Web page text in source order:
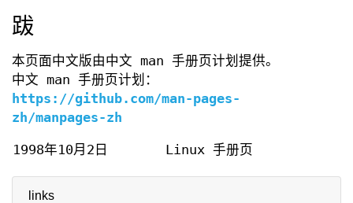
links
跋
本页面中文版由中文 man 手册页计划提供。
中文 man 手册页计划：
https://github.com/man-pages-
zh/manpages-zh
1998年10月2日 Linux 手册页